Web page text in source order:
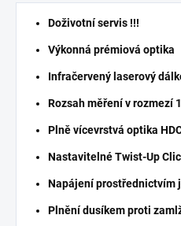
Doživotní servis !!!
Výkonná prémiová optika
Infračervený laserový
Rozsah měření v rozmezí
Plně vícevrstvá optika
Nastavitelné Twist-Up
Napájení prostřednictvím
Plnění dusíkem proti